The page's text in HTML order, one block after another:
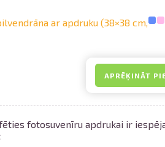
Dažādi formāti
Piegāde visā
ar apdruku (38×38 cm,
APRĒĶINĀT
fotosuvenīru apdrukai ir